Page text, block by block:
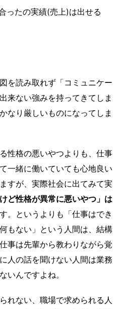
ったの実績(売上)は出せる
を読み取れず「コミュニケー
来ない強みを持ってきてしま
なり厳しいものになってしま
性格の悪いやつよりも、仕事
一緒に働いていても心地良い
すが、実際社会に出てみて実
ど性格が異常に悪いやつ」は
。というよりも「仕事はでき
もない」という人間は、結構
事は先輩から教わりながら覚
人の話を聞けない人間は業務
いんですよね。
れない、職場で求められる人